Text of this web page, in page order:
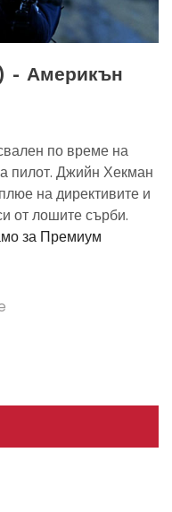
– Америкън
по време на
пилот. Джийн Хекман
на директивите и
от лошите сърби.
за Премиум